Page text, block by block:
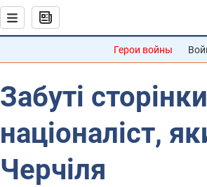
Герои войны
Забуті сторінки
націоналіст,
Черчіля